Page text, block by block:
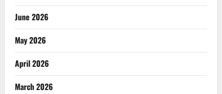
June 2026
May 2026
April 2026
March 2026